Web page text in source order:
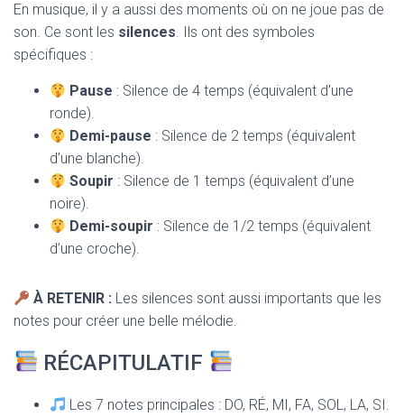
En musique, il y a aussi des moments où on ne joue pas de
son. Ce sont les silences. Ils ont des symboles
spécifiques :
Pause : Silence de 4 temps (équivalent d’une
ronde).
Demi-pause : Silence de 2 temps (équivalent
d’une blanche).
Soupir : Silence de 1 temps (équivalent d’une
noire).
Demi-soupir : Silence de 1/2 temps (équivalent
d’une croche).
À RETENIR : Les silences sont aussi importants que les
notes pour créer une belle mélodie.
RÉCAPITULATIF
Les 7 notes principales : DO, RÉ, MI, FA, SOL, LA, SI.